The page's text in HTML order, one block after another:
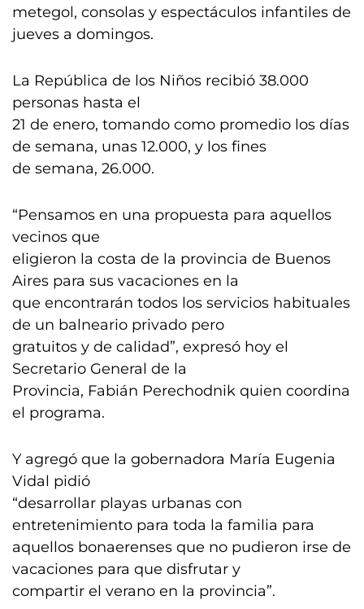
metegol, consolas y espectáculos infantiles de
jueves a domingos.
La República de los Niños recibió 38.000
personas hasta el
21 de enero, tomando como promedio los días
de semana, unas 12.000, y los fines
de semana, 26.000.
“Pensamos en una propuesta para aquellos
vecinos que
eligieron la costa de la provincia de Buenos
Aires para sus vacaciones en la
que encontrarán todos los servicios habituales
de un balneario privado pero
gratuitos y de calidad”, expresó hoy el
Secretario General de la
Provincia, Fabián Perechodnik quien coordina
el programa.
Y agregó que la gobernadora María Eugenia
Vidal pidió
“desarrollar playas urbanas con
entretenimiento para toda la familia para
aquellos bonaerenses que no pudieron irse de
vacaciones para que disfrutar y
compartir el verano en la provincia”.